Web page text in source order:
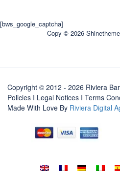
[bws_google_captcha]
Copy © 2026
Copyright © 2012 - 2026 Riviera
Policies I Legal Notices I Terms
Made With Love By Riviera Digital